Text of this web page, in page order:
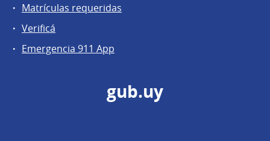
Matrículas requeridas
Verificá
Emergencia 911 App
gub.uy